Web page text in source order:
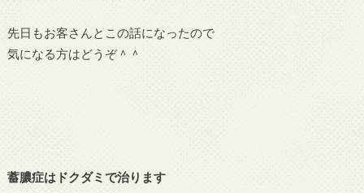
先日もお客さんとこの話になったので
気になる方はどうぞ＾＾
蓄膿症はドクダミで治ります